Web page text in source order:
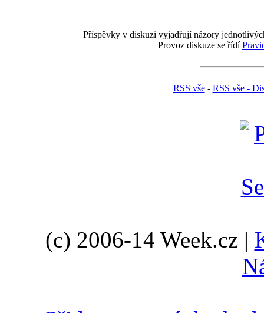
Příspěvky v diskuzi vyjadřují názory
Provoz diskuze se řídí
RSS vše- RSS vše -
(c) 2006-14 Week.cz |